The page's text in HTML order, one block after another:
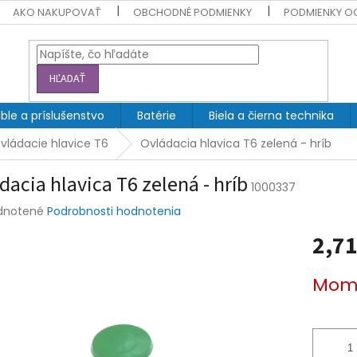
AKO NAKUPOVAŤ OBCHODNÉ PODMIENKY PODMIENKY
HĽADAŤ
a príslušenstvo Batérie Biela a čierna technika
hlavice T6 Ovládacia hlavica T6 zelená - hríb
hlavica T6 zelená - hríb 1000337
Podrobnosti hodnotenia
cena: